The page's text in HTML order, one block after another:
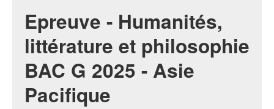
Epreuve - Humanités,
littérature et philosophie
BAC G 2025 - Asie
Pacifique